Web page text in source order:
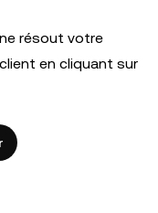
résout votre
en cliquant sur